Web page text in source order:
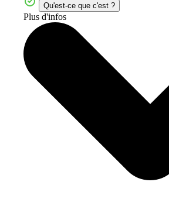
Qu'est-ce que c'est ?
Plus d'infos